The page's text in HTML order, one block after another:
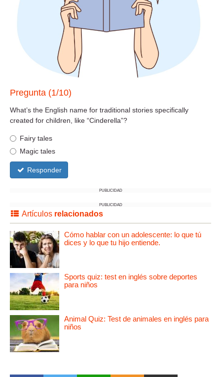
Pregunta (1/10)
What’s the English name for traditional stories specifically
created for children, like “Cinderella”?
Fairy tales
Magic tales
Responder
PUBLICIDAD
PUBLICIDAD
Artículos relacionados
Cómo hablar con un adolescente: lo que tú
dices y lo que tu hijo entiende.
Sports quiz: test en inglés sobre deportes
para niños
Animal Quiz: Test de animales en inglés para
niños